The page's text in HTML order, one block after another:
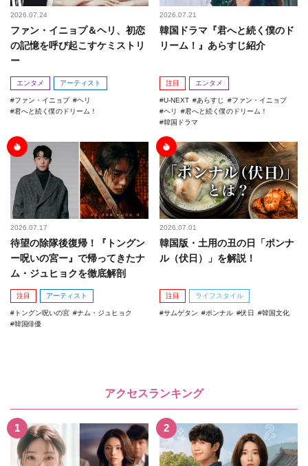
2026.07.24
ファン・イニョプ＆ヘリ、初恋
の記憶を呼び起こすケミストリ
ー
エンタメ アーティスト
ファン・イニョプ
ヘリ
君へと続く僕のドリーム！
2026.07.21
韓国ドラマ『君へと続く僕のド
リーム！』あらすじ紹介
注目 エンタメ
U-NEXT あらすじ
ファン・イニョプ
ヘリ
君へと続く僕のドリーム！
韓国ドラマ
2026.07.17
待望の除隊後復帰！『トングン
ー呪いの宮ー』で帰ってきたナ
ム・ジュヒョクを徹底解剖
注目 アーティスト
トングン呪いの宮
ナム・ジュヒョク
韓国俳優
2026.07.01
韓国版・土用の丑の日「ポンナ
ル（伏日）」を解説！
注目 ライフスタイル
サムゲタン ポンナル 伏日 韓国文化
アクセスランキング